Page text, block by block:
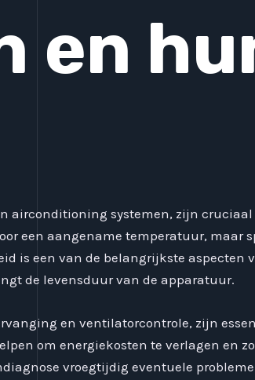
en
airconditioning systemen, zijn
een aangename temperatuur, maar
is een van de belangrijkste aspecten
de levensduur van de apparatuur.
en ventilatorcontrole, zijn
om energiekosten te verlagen en
vroegtijdig eventuele